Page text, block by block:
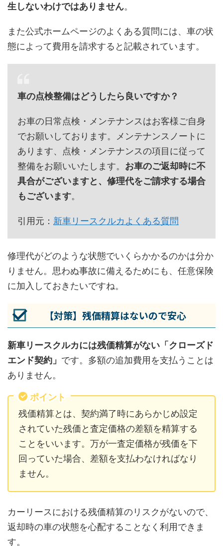
生しないわけではありません。
また公式ホームページのよくある質問には、車の状
態によって費用を請求すると記載されています。
車の点検整備はどうしたら良いですか？
お車の日常点検・メンテナンスはお客様ご自身
でお願いしております。メンテナンスノートに
あります、点検・メンテナンスの項目に従って
整備をお願いいたします。 お車のご返却時に不
具合がございますと、修理代をご請求する場合
もございます。
引用元： 新車リースクルカよくある質問
修理代がどのような状態でいくらかかるのかは分か
りません。思わぬ事故に備えるためにも、任意保険
に加入しておきたいですね。
【対策】残価精算はないので安心
新車リースクルカには残価精算がない「クローズド
エンド契約」 です。多額の追加費用を支払うことは
ありません。
ポイント
残価精算とは、契約満了時にあらかじめ設定
されていた残価と査定価格の差額を精算する
ことをいいます。万が一査定価格が残価を下
回っていた場合、差額を支払わなければなり
ません。
カーリースにおける残価精算のリスクがないので、
返却時の車の状態を心配することなく利用できま
す。